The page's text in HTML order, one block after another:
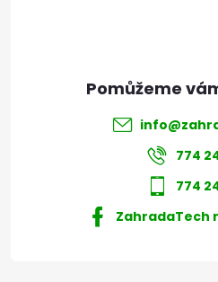
info@
774
774
ZahradaTech